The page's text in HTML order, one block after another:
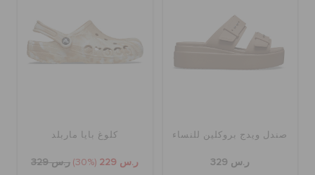
صندل ويدج بروكلين للنساء
ر.س 329
كلوغ بايا ماربلد
ر.س 229 (30%) ر.س 329